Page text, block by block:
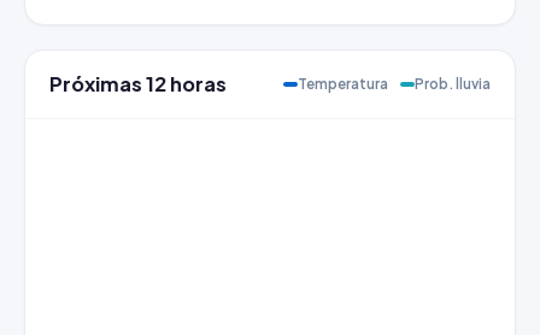
Próximas 12 horas Temperatura Prob. lluvia